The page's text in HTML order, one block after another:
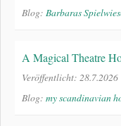
Blog: Barbaras
A Magical Theatre
Veröffentlicht: 28.7.2026
Blog: my scandinavian